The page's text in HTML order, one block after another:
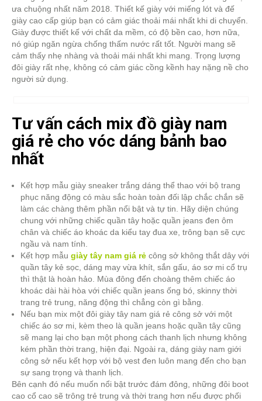
ưa chuộng nhất năm 2018. Thiết kế giày với miếng lót và đế
giày cao cấp giúp bạn có cảm giác thoải mái nhất khi di chuyển.
Giày được thiết kế với chất da mềm, có độ bền cao, hơn nữa,
nó giúp ngăn ngừa chống thấm nước rất tốt. Người mang sẽ
cảm thấy nhẹ nhàng và thoải mái nhất khi mang. Trọng lượng
đôi giày rất nhẹ, không có cảm giác cồng kềnh hay nặng nề cho
người sử dụng.
Tư vấn cách mix đồ giày nam
giá rẻ cho vóc dáng bảnh bao
nhất
Kết hợp mẫu giày sneaker trắng dáng thể thao với bộ trang
phục năng động có màu sắc hoàn toàn đối lập chắc chắn sẽ
làm các chàng thêm phần nổi bật và tự tin. Hãy diện chúng
chung với những chiếc quần tây hoặc quần jeans đen ôm
chân và chiếc áo khoác da kiểu tay đua xe, trông bạn sẽ cực
ngầu và nam tính.
Kết hợp mẫu giày tây nam giá rẻ công sở không thắt dây với
quần tây kẻ sọc, dáng may vừa khít, sắn gấu, áo sơ mi cổ trụ
thì thật là hoàn hảo. Mùa đông đến choàng thêm chiếc áo
khoác dài hài hòa với chiếc quần jeans ống bó, skinny thời
trang trẻ trung, năng động thì chẳng còn gì bằng.
Nếu bạn mix một đôi giày tây nam giá rẻ công sở với một
chiếc áo sơ mi, kèm theo là quần jeans hoặc quần tây cũng
sẽ mang lại cho bạn một phong cách thanh lịch nhưng không
kém phần thời trang, hiện đại. Ngoài ra, dáng giày nam giới
công sở nếu kết hợp với bộ vest đen luôn mang đến cho bạn
sự sang trọng và thanh lịch.
Bên cạnh đó nếu muốn nổi bật trước đám đông, những đôi boot
cao cổ cao sẽ trông trẻ trung và thời trang hơn nếu được phối